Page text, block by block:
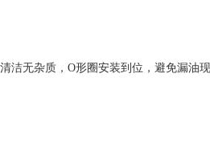
洁无杂质，O形圈安装到位，避免漏油